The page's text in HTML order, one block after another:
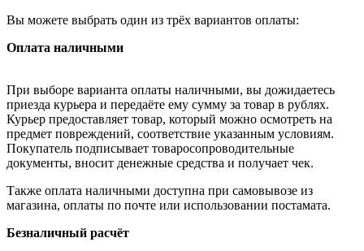
Вы можете выбрать один из трёх вариантов оплаты:
Оплата наличными
При выборе варианта оплаты наличными, вы дожидаетесь
приезда курьера и передаёте ему сумму за товар в рублях.
Курьер предоставляет товар, который можно осмотреть на
предмет повреждений, соответствие указанным условиям.
Покупатель подписывает товаросопроводительные
документы, вносит денежные средства и получает чек.
Также оплата наличными доступна при самовывозе из
магазина, оплаты по почте или использовании постамата.
Безналичный расчёт